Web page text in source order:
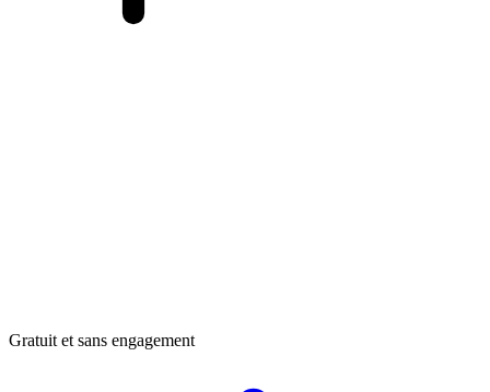
Gratuit et sans engagement